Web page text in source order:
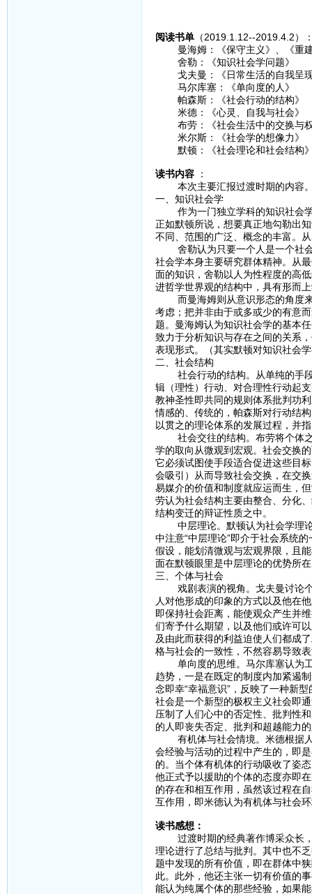
阅读书单（2019.1.12--2019.4.2）
曼海姆：《保守主义》、《重建
舍勒：《知识社会学问题》
戈夫曼：《日常生活的自我呈
马尔库塞：《单向度的人》
帕森斯：《社会行动的结构》
米德：《心灵、自我与社会》
布劳：《社会生活中的交换与
米尔斯：《社会学的想像力》
默顿：《社会理论和社会结构
读书内容：
本次主要汇报过渡时期的内容
一、知识社会学
作为一门独立学科的知识社会学
正如默顿所说，想要真正地勾勒出
不同、范围的广泛、概念的丰富。
舍勒认为只要一个人是一个社会
社会学本身主要研究群体精神。从
面的知识，舍勒以人为性程度的高
进哲学世界观的结构中，具有形而
而曼海姆则从意识形态的角度来
考虑；把并非由于或多或少的有意
题。曼海姆认为知识社会学的基本
致力于分析知识与存在之间的关系
表现形式。（其实默顿对知识社会
二、社会结构
社会行动的结构。从单纯的手段
辑（理性）行动、对合理性行动起
教神圣性即共同的规则体系批判功
情感的、传统的，帕森斯对行动结
以贯之的理论体系的发展过程，并
社会交往的结构。布劳将个体之
学的取向从微观到宏观。社会交换
它必须试图使手段适合促进这些目
会吸引）从而导致社会交换，在交
易媒介的价值和制度就应运而生，
劳认为社会结构主要由整合、分化
结构变迁的辩证性质之中。
中层理论。默顿认为社会学理论
中注意“中层理论”即介于社会系统
假设，能划清微观与宏观界限，且
面在默顿眼里是中层理论的优势所
三、个体与社会
戏剧表演的视角。戈夫曼讨论个
人对他形成的印象的方式以及他在
即保持社会距离，能使观众产生并
们寄予什么期望，以及他们或许可
及由此而获得的利益迫使人们都成
格与社会的一致性，不然容易导致
单向度的思维。马尔库塞认为工
趋势，一是在既定的制度内加紧遏
念即幸“幸福意识”，反映了一种新
社会是一个新型的极权主义社会即
压制了人们心中的否定性、批判性
的人即丧失否定、批判和超越能力
有机体与社会情境。米德根据人
会经验与活动的过程中产生的，即
的。当个体有机体的行动吸收了姿
他正式予以援助的个体的态度亦即
的存在和相互作用，虽然该过程在
互作用，即米德认为有机体与社会
读书感想：
过渡时期的经典著作博采众长，
理论进行了总结与批判。其中也不
题中发现的所有价值，即在群体中
此。此外，他还主张一切有价值的
能认为纯属个体的那些经验，如果